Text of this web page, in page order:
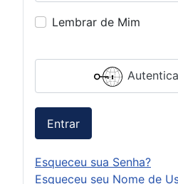
Lembrar de Mim
Entrar
Esqueceu sua Senha?
Esqueceu seu Nome de